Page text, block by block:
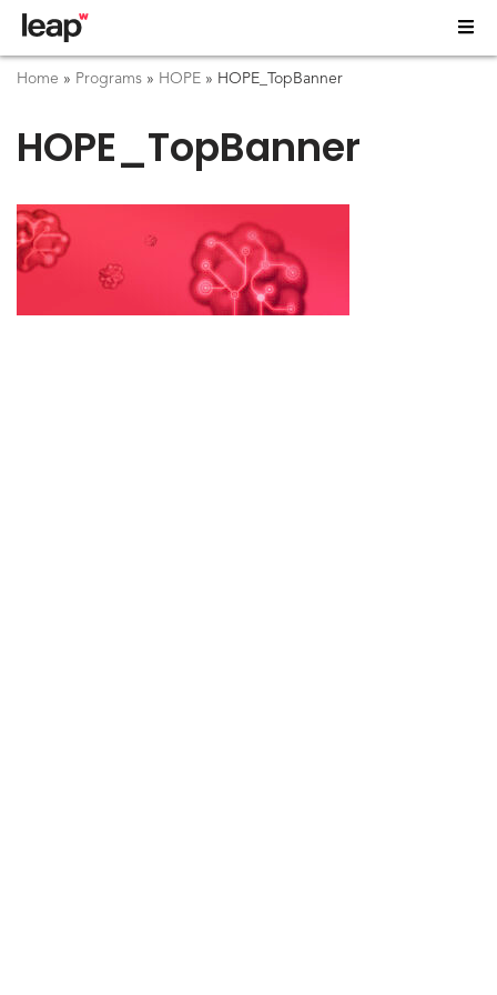
Home » Programs » HOPE » HOPE_TopBanner
HOPE_TopBanner